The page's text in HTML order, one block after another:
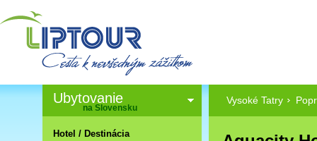
Vysoké Tatry
Ubytovanie
na Slovensku
Hotel / Destinácia